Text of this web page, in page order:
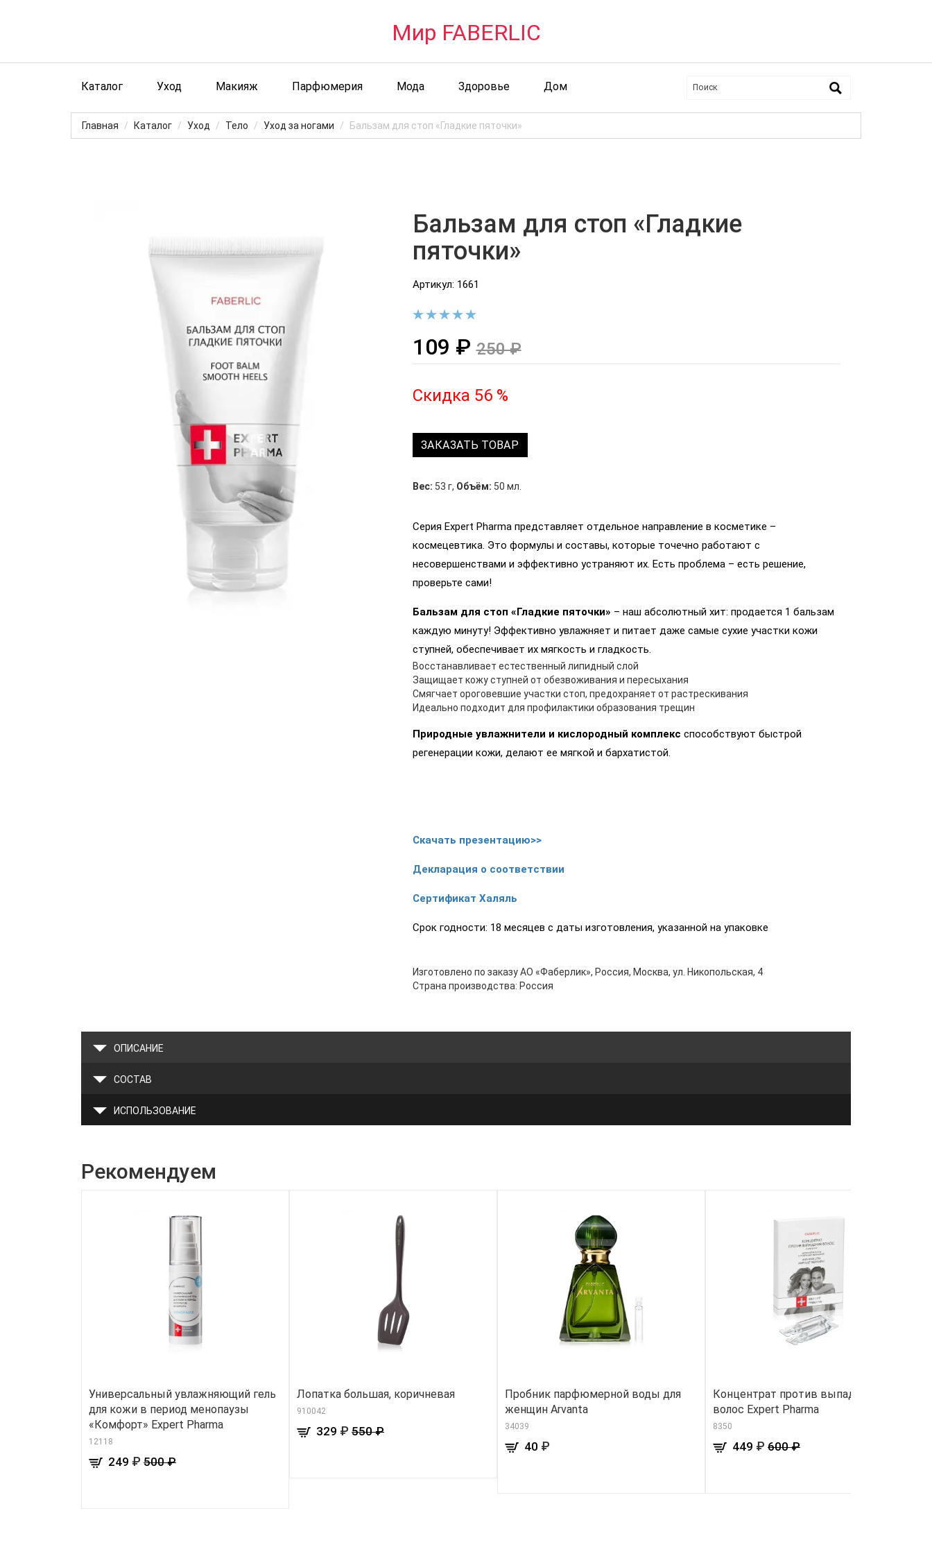
Мир FABERLIC
Каталог Уход Макияж Парфюмерия Мода Здоровье Дом
Главная Каталог Уход Тело Уход за ногами Бальзам для стоп «Гладкие пяточки»
Бальзам для стоп «Гладкие
пяточки»
Артикул: 1661
109 ₽250 ₽
Скидка 56 %
ЗАКАЗАТЬ ТОВАР
Вес: 53 г, Объём: 50 мл.
Серия Expert Pharma представляет отдельное направление в косметике –
космецевтика. Это формулы и составы, которые точечно работают с
несовершенствами и эффективно устраняют их. Есть проблема – есть решение,
проверьте сами!
Бальзам для стоп «Гладкие пяточки» – наш абсолютный хит: продается 1 бальзам
каждую минуту! Эффективно увлажняет и питает даже самые сухие участки кожи
ступней, обеспечивает их мягкость и гладкость.
Восстанавливает естественный липидный слой
Защищает кожу ступней от обезвоживания и пересыхания
Смягчает ороговевшие участки стоп, предохраняет от растрескивания
Идеально подходит для профилактики образования трещин
Природные увлажнители и кислородный комплекс способствуют быстрой
регенерации кожи, делают ее мягкой и бархатистой.
Скачать презентацию>>
Декларация о соответствии
Сертификат Халяль
Срок годности: 18 месяцев с даты изготовления, указанной на упаковке
Изготовлено по заказу АО «Фаберлик», Россия, Москва, ул. Никопольская, 4
Страна производства: Россия
ОПИСАНИЕ
СОСТАВ
ИСПОЛЬЗОВАНИЕ
Рекомендуем
Универсальный увлажняющий гель
для кожи в период менопаузы
«Комфорт» Expert Pharma
12118
249 ₽ 500 ₽
Лопатка большая, коричневая
910042
329 ₽ 550 ₽
Пробник парфюмерной воды для
женщин Arvanta
34039
40 ₽
Концентрат против выпадения
волос Expert Pharma
8350
449 ₽ 600 ₽